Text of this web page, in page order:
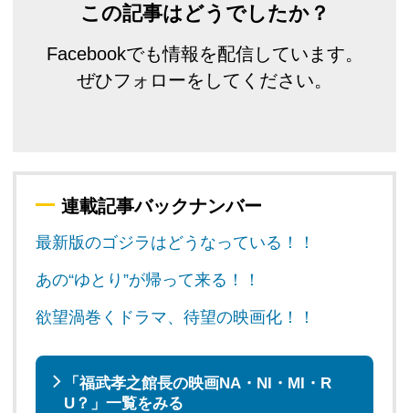
この記事はどうでしたか？
Facebookでも情報を配信しています。
ぜひフォローをしてください。
連載記事バックナンバー
最新版のゴジラはどうなっている！！
あの“ゆとり”が帰って来る！！
欲望渦巻くドラマ、待望の映画化！！
「福武孝之館長の映画NA・NI・MI・R
U？」一覧をみる